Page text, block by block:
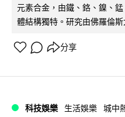
元素合金，由鐵、鉻、鎳、
體結構獨特。研究由佛羅倫
分享
科技娛樂 生活娛樂 城中